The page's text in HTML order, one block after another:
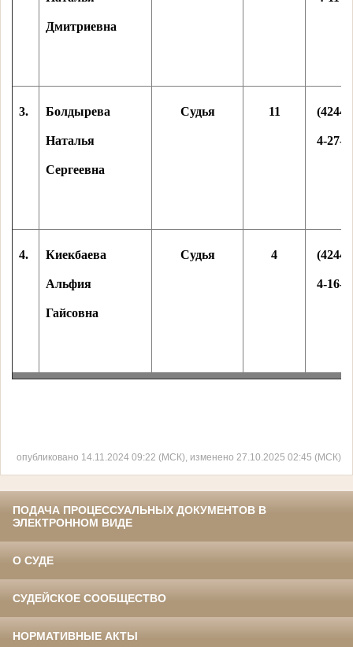
Дмитриевна
3. Болдырева
Наталья
Сергеевна
Судья 11
4-27-
4. Киекбаева
Альфия
Гайсовна
Судья 4
4-16-
опубликовано 14.11.2024 09:22 (МСК), изменено 27.10.2025 02:45 (МСК)
ПОДАЧА ПРОЦЕССУАЛЬНЫХ ДОКУМЕНТОВ В
ЭЛЕКТРОННОМ ВИДЕ
О СУДЕ
СУДЕЙСКОЕ СООБЩЕСТВО
НОРМАТИВНЫЕ АКТЫ